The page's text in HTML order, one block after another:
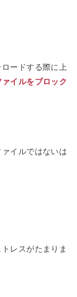
ードする際に上
イルをブロック
イルではないは
レスがたまりま